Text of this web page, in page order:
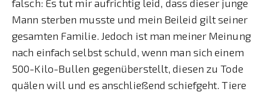
falsch: Es tut mir aufrichtig leid, dass dieser junge
Mann sterben musste und mein Beileid gilt seiner
gesamten Familie. Jedoch ist man meiner Meinung
nach einfach selbst schuld, wenn man sich einem
500-Kilo-Bullen gegenüberstellt, diesen zu Tode
quälen will und es anschließend schiefgeht. Tiere